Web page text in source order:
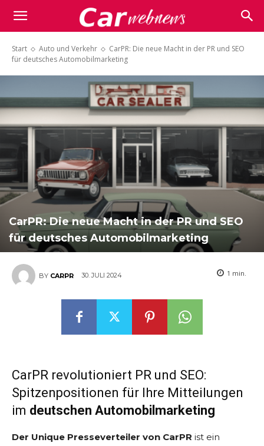
Carwebnews.com
Start Auto und Verkehr
CarPR: Die neue Macht in der PR und SEO
für deutsches Automobilmarketing
CarPR: Die neue Macht in der PR und SEO
für deutsches Automobilmarketing
BY CARPR 30. JULI 2024 1 min.
CarPR revolutioniert PR und SEO:
Spitzenpositionen für Ihre Mitteilungen
im deutschen Automobilmarketing
Der Unique Presseverteiler von CarPR ist ein